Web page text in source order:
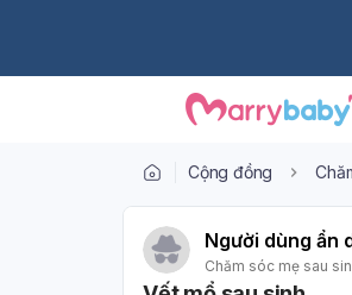
Cộng đồng
Người dùng ẩn
Chăm sóc mẹ sau